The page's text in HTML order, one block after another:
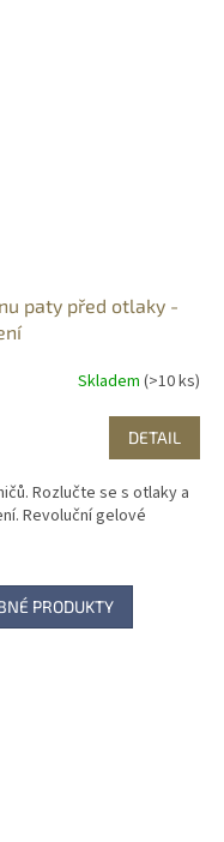
paty před otlaky -
Skladem (>10 ks)
DETAIL
Rozlučte se s otlaky a
Revoluční gelové
PRODUKTY